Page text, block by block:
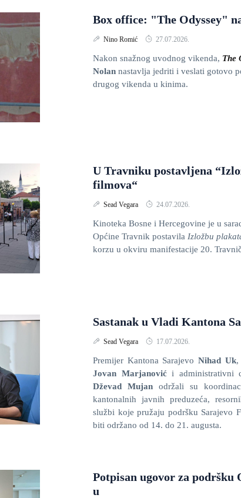
Box office: "The Odyssey"
Nino Romić 27.07.2026.
Nakon snažnog uvodnog vikenda, The
Nolan nastavlja jedriti i veslati gotovo
drugog vikenda u kinima.
U Travniku postavljena
filmova“
Sead Vegara 24.07.2026.
Kinoteka Bosne i Hercegovine je u
Općine Travnik postavila Izložbu
korzu u okviru manifestacije 20.
Sastanak u Vladi Kantona
Sead Vegara 17.07.2026.
Premijer Kantona Sarajevo Nihad Uk,
Jovan Marjanović i administrativni
Dževad Mujan održali su
kantonalnih javnih preduzeća,
službi koje pružaju podršku Sarajevo
biti održano od 14. do 21. augusta.
Potpisan ugovor za podršku
u